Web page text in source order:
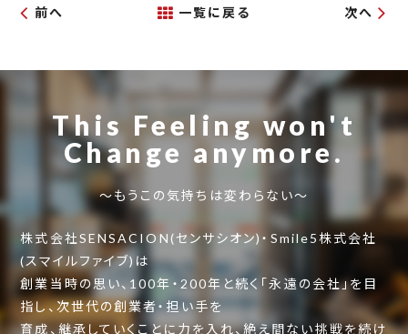
前へ 一覧に戻る 次へ
This Feeling won't
Change anymore.
～もうこの気持ちは変わらない～
株式会社SENSACION(センサシオン)・Smile5株式会社
(スマイルファイブ)は
創業当時の思い、100年・200年と続く「永遠の会社」を目
指し、次世代の創業者・担い手を
育成、継承していくことに力を入れ、絶え間ない挑戦を続け